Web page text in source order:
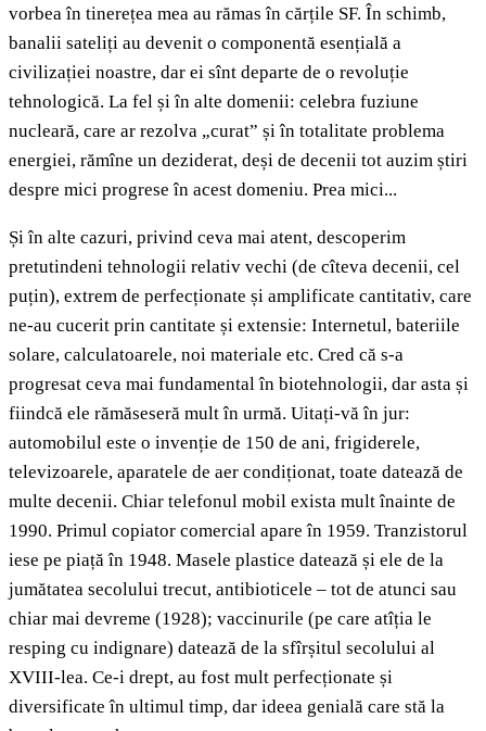
vorbea în tinerețea mea au rămas în cărțile SF. În schimb,
banalii sateliți au devenit o componentă esențială a
civilizației noastre, dar ei sînt departe de o revoluție
tehnologică. La fel și în alte domenii: celebra fuziune
nucleară, care ar rezolva „curat” și în totalitate problema
energiei, rămîne un deziderat, deși de decenii tot auzim știri
despre mici progrese în acest domeniu. Prea mici...
Și în alte cazuri, privind ceva mai atent, descoperim
pretutindeni tehnologii relativ vechi (de cîteva decenii, cel
puțin), extrem de perfecționate și amplificate cantitativ, care
ne-au cucerit prin cantitate și extensie: Internetul, bateriile
solare, calculatoarele, noi materiale etc. Cred că s-a
progresat ceva mai fundamental în biotehnologii, dar asta și
fiindcă ele rămăseseră mult în urmă. Uitați-vă în jur:
automobilul este o invenție de 150 de ani, frigiderele,
televizoarele, aparatele de aer condiționat, toate datează de
multe decenii. Chiar telefonul mobil exista mult înainte de
1990. Primul copiator comercial apare în 1959. Tranzistorul
iese pe piață în 1948. Masele plastice datează și ele de la
jumătatea secolului trecut, antibioticele – tot de atunci sau
chiar mai devreme (1928); vaccinurile (pe care atîția le
resping cu indignare) datează de la sfîrșitul secolului al
XVIII-lea. Ce-i drept, au fost mult perfecționate și
diversificate în ultimul timp, dar ideea genială care stă la